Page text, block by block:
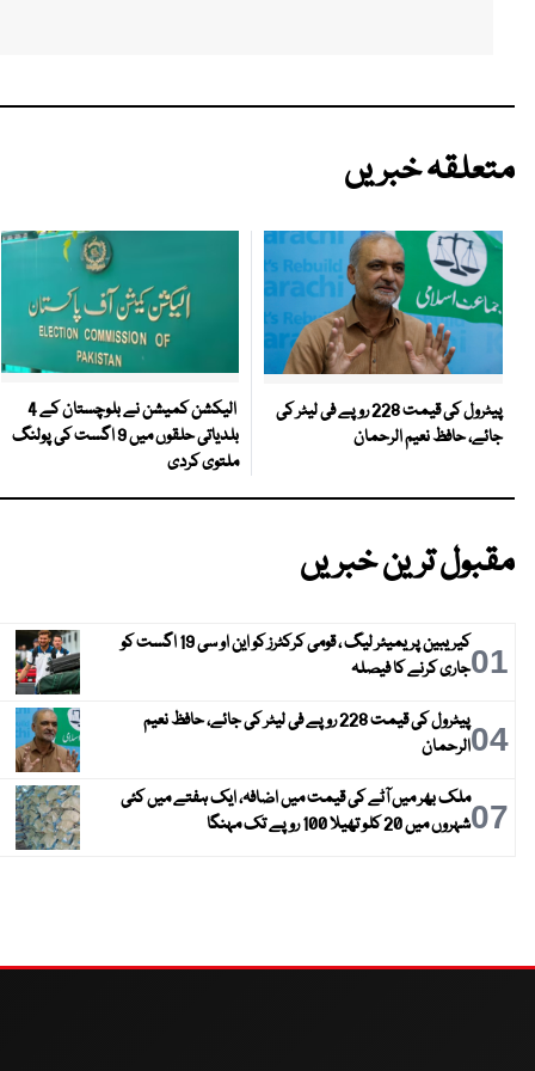
متعلقہ خبریں
پیٹرول کی قیمت 228 روپے فی لیٹر کی
جائے، حافظ نعیم الرحمان
الیکشن کمیشن نے بلوچستان کے 4
بلدیاتی حلقوں میں 9 اگست کی پولنگ
ملتوی کردی
مقبول ترین خبریں
01
کیریبین پریمیئر لیگ ، قومی کرکٹرز کو این او سی 19 اگست کو
جاری کرنے کا فیصلہ
04
پیٹرول کی قیمت 228 روپے فی لیٹر کی جائے، حافظ نعیم
الرحمان
07ملک بھر میں آٹے کی قیمت میں اضافہ، ایک ہفتے میں کئی
شہروں میں 20 کلو تھیلا 100 روپے تک مہنگا